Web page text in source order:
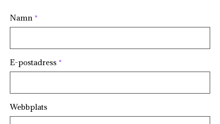
Namn *
E-postadress *
Webbplats